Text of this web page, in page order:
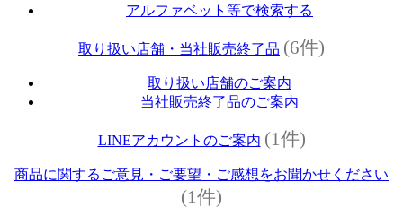
アルファベット等で検索する
取り扱い店舗・当社販売終了品 (6件)
取り扱い店舗のご案内
当社販売終了品のご案内
LINEアカウントのご案内 (1件)
商品に関するご意見・ご要望・ご感想をお聞かせください
(1件)